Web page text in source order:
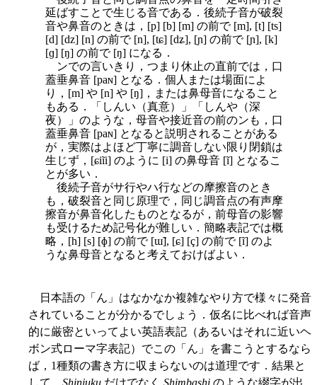
延ばすことで生じる音である．後続子音が破裂
音や鼻音のときは，[p] [b] [m] の前で [m], [t] [ts]
[d] [dz] [n] の前で [n], [tɕ] [dʑ], [ɲ] の前で [ɲ], [k]
[ɡ] [ŋ] の前で [ŋ] になる．
ンでの言いきり，つまり休止の直前では，口
蓋垂鼻音 [paɴ] となる．個人または場面によ
り，[m] や [n] や [ŋ]，または鼻母音になること
もある．「しんい（真意）」「しんや（深
夜）」のような，母音や接近音の前のンも，口
蓋垂鼻音 [paɴ] となると説明されることがある
が，実際はよほど丁寧に調音しない限り閉鎖は
生じず，[ɕiĩi] のように [i] の鼻母音 [ĩ] となるこ
とが多い．
後続子音がサ行やハ行などの摩擦音のとき
も，破裂音と同じ原理で，同じ調音点の有声摩
擦音が鼻音化したものとなるが，前母音の影響
も受けるため記号化が難しい．簡略表記では概
略，[h] [s] [ɸ] の前で [ɯ̃], [ɕ] [ç] の前で [ĩ] のよ
うな鼻母音となると考えておけばよい．
日本語の「ん」はなかなか複雑なやり方で様々に発音
されていることが分かるでしょう．仮名に比べれば音声
的に厳密といってよい英語表記（あるいはそれに近いヘ
ボン式ローマ字表記）でこの「ん」を書こうとするなら
ば，1種類の書き方に収まらないのは道理です．結果と
して， Shinjuku だけでなく Shimbashi のような綴字が出